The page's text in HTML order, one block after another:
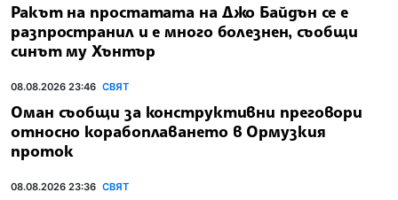
Ракът на простатата на Джо Байдън се е
разпространил и е много болезнен, съобщи
синът му Хънтър
08.08.2026 23:46 СВЯТ
Оман съобщи за конструктивни преговори
относно корабоплаването в Ормузкия
проток
08.08.2026 23:36 СВЯТ